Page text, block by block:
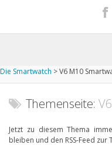
iPhone kaufen
Startseite
Aktuelle
Die Smartwatch >V6 M10
Themenseite:
Jetzt zu diesem Thema
bleiben und den RSS-Feed zur